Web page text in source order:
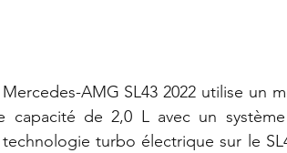
AMG SL43 2022 utilise un
capacité de 2,0 L avec un
turbo électrique sur le